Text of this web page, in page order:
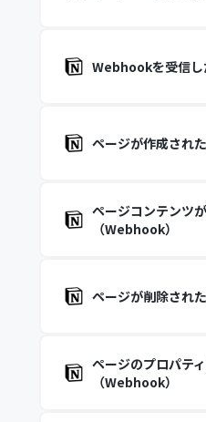
Webhookを受信し
ページが作成され
ページコンテンツ
（Webhook）
ページが削除され
ページのプロパテ
（Webhook）